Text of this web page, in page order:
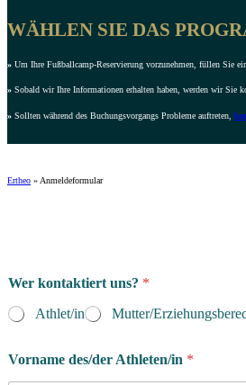
WÄHLEN SIE DAS
» Um Ihre Fußballcamp-Reservierung vorzunehmen, füllen Sie
» Sobald wir Ihre Informationen erhalten haben, werden wir Sie
» Sollten während des Buchungsvorgangs Probleme auftreten,
Ertheo » Anmeldeformular
Wer kontaktiert uns? *
Athlet/in
Mutter/
Vorname des/der Athleten/in *